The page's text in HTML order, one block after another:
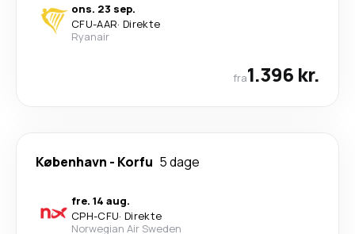
ons. 23 sep.
CFU-AAR· Direkte
Ryanair
fra1.396 kr.
København - Korfu 5 dage
fre. 14 aug.
CPH-CFU· Direkte
Norwegian Air Sweden